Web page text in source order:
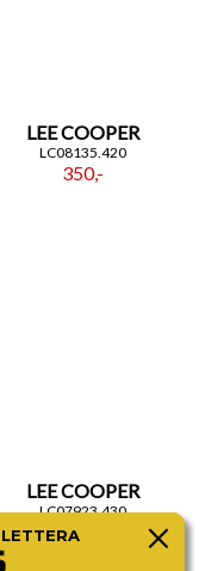
LEE COOPER
LC08135.420
350,-
LEE COOPER
LC07923.430
360,-